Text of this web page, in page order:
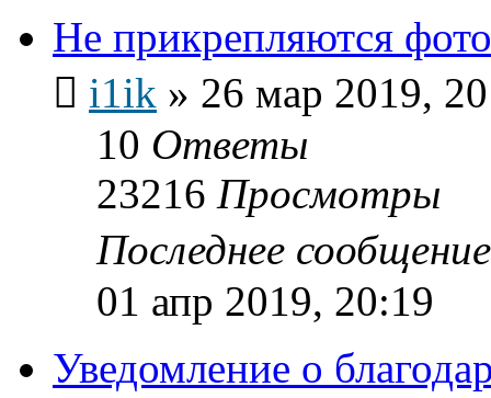
Не прикрепляются фото
i1ik » 26 мар 2019,
10 Ответы
23216 Просмотры
Последнее
01 апр 2019, 20:19
Уведомление о